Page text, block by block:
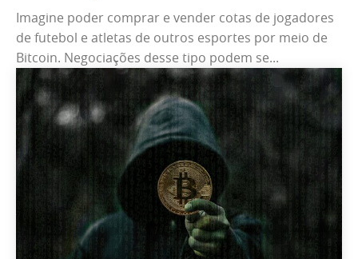
Imagine poder comprar e vender cotas de jogadores
de futebol e atletas de outros esportes por meio de
Bitcoin. Negociações desse tipo podem se...